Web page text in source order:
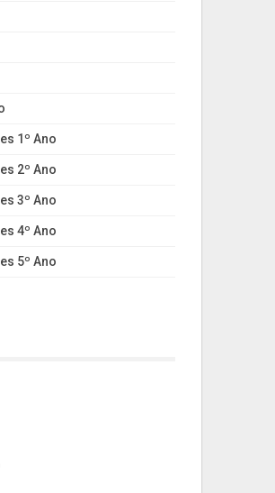
1º Ano
2º Ano
3º Ano
4º Ano
5º Ano